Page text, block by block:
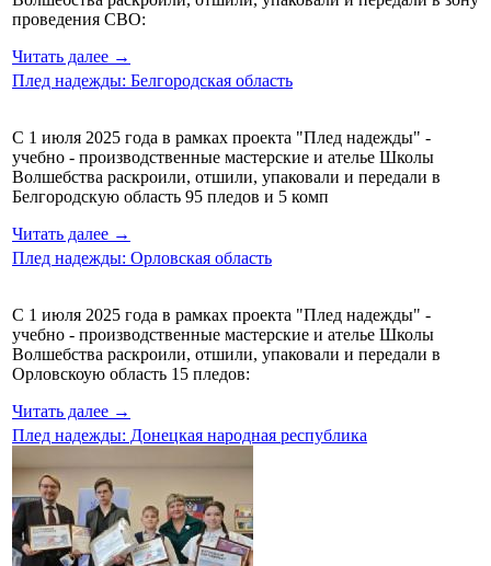
проведения СВО:
Читать далее →
Плед надежды: Белгородская область
С 1 июля 2025 года в рамках проекта "Плед надежды" -
учебно - производственные мастерские и ателье Школы
Волшебства раскроили, отшили, упаковали и передали в
Белгородскую область 95 пледов и 5 комп
Читать далее →
Плед надежды: Орловская область
С 1 июля 2025 года в рамках проекта "Плед надежды" -
учебно - производственные мастерские и ателье Школы
Волшебства раскроили, отшили, упаковали и передали в
Орловскоую область 15 пледов:
Читать далее →
Плед надежды: Донецкая народная республика